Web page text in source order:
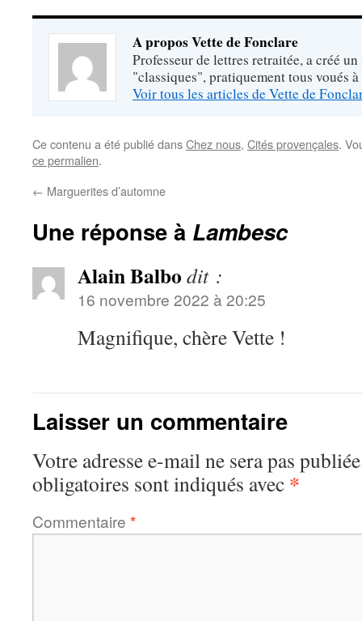
A propos Vette de Fonclare
Professeur de lettres retraitée, a créé
"classiques", pratiquement tous voués
Voir tous les articles de Vette de
Ce contenu a été publié dansChez nous, Cités provençales.
ce permalien.
← Marguerites d’automne
Une réponse à Lambesc
Alain Balbo dit :
16 novembre 2022 à 20:25
Magnifique, chère Vette !
Laisser un commentaire
Votre adresse e-mail ne sera pas
obligatoires sont indiqués avec *
Commentaire *